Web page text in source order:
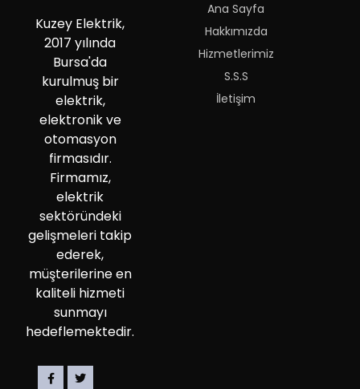
Kuzey Elektrik,
2017 yılında
Bursa'da
kurulmuş bir
elektrik,
elektronik ve
otomasyon
firmasıdır.
Firmamız,
elektrik
sektöründeki
gelişmeleri takip
ederek,
müşterilerine en
kaliteli hizmeti
sunmayı
hedeflemektedir.
Ana Sayfa
Hakkımızda
Hizmetlerimiz
S.S.S
İletişim